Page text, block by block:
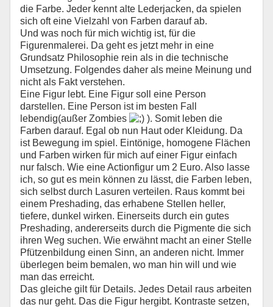
die Farbe. Jeder kennt alte Lederjacken, da spielen
sich oft eine Vielzahl von Farben darauf ab.
Und was noch für mich wichtig ist, für die
Figurenmalerei. Da geht es jetzt mehr in eine
Grundsatz Philosophie rein als in die technische
Umsetzung. Folgendes daher als meine Meinung und
nicht als Fakt verstehen.
Eine Figur lebt. Eine Figur soll eine Person
darstellen. Eine Person ist im besten Fall
lebendig(außer Zombies
). Somit leben die
Farben darauf. Egal ob nun Haut oder Kleidung. Da
ist Bewegung im spiel. Eintönige, homogene Flächen
und Farben wirken für mich auf einer Figur einfach
nur falsch. Wie eine Actionfigur um 2 Euro. Also lasse
ich, so gut es mein können zu lässt, die Farben leben,
sich selbst durch Lasuren verteilen. Raus kommt bei
einem Preshading, das erhabene Stellen heller,
tiefere, dunkel wirken. Einerseits durch ein gutes
Preshading, andererseits durch die Pigmente die sich
ihren Weg suchen. Wie erwähnt macht an einer Stelle
Pfützenbildung einen Sinn, an anderen nicht. Immer
überlegen beim bemalen, wo man hin will und wie
man das erreicht.
Das gleiche gilt für Details. Jedes Detail raus arbeiten
das nur geht. Das die Figur hergibt. Kontraste setzen,